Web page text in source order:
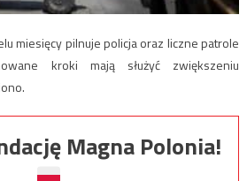
miesięcy pilnuje policja oraz liczne patrole
kroki mają służyć zwiększeniu
Magna Polonia!